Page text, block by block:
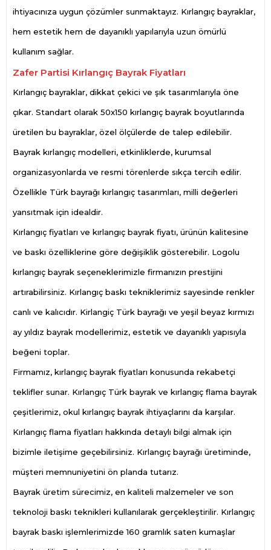
ihtiyacınıza uygun çözümler sunmaktayız. Kırlangıç bayraklar,
hem estetik hem de dayanıklı yapılarıyla uzun ömürlü
kullanım sağlar.
Zafer Partisi Kırlangıç Bayrak Fiyatları
Kırlangıç bayraklar, dikkat çekici ve şık tasarımlarıyla öne
çıkar. Standart olarak 50x150 kırlangıç bayrak boyutlarında
üretilen bu bayraklar, özel ölçülerde de talep edilebilir.
Bayrak kırlangıç modelleri, etkinliklerde, kurumsal
organizasyonlarda ve resmi törenlerde sıkça tercih edilir.
Özellikle Türk bayrağı kırlangıç tasarımları, milli değerleri
yansıtmak için idealdir.
Kırlangıç fiyatları ve kırlangıç bayrak fiyatı, ürünün kalitesine
ve baskı özelliklerine göre değişiklik gösterebilir. Logolu
kırlangıç bayrak seçeneklerimizle firmanızın prestijini
artırabilirsiniz. Kırlangıç baskı tekniklerimiz sayesinde renkler
canlı ve kalıcıdır. Kirlangiç Türk bayrağı ve yeşil beyaz kırmızı
ay yıldız bayrak modellerimiz, estetik ve dayanıklı yapısıyla
beğeni toplar.
Firmamız, kırlangıç bayrak fiyatları konusunda rekabetçi
teklifler sunar. Kırlangıç Türk bayrak ve kırlangıç flama bayrak
çeşitlerimiz, okul kırlangıç bayrak ihtiyaçlarını da karşılar.
Kırlangıç flama fiyatları hakkında detaylı bilgi almak için
bizimle iletişime geçebilirsiniz. Kırlangıç bayrağı üretiminde,
müşteri memnuniyetini ön planda tutarız.
Bayrak üretim sürecimiz, en kaliteli malzemeler ve son
teknoloji baskı teknikleri kullanılarak gerçekleştirilir. Kırlangıç
bayrak baskı işlemlerimizde 160 gramlık saten kumaşlar